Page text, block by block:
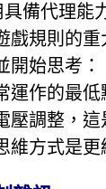
備代理能
戲規則的
開始思考
運作的最
壓調整，
方式是更